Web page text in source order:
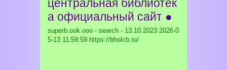
центральная библиотек
а официальный сайт ●
superb.ook.ooo - search - 13.10.2023 2026-0
5-13 11:59:59 https://bholcb.ru/